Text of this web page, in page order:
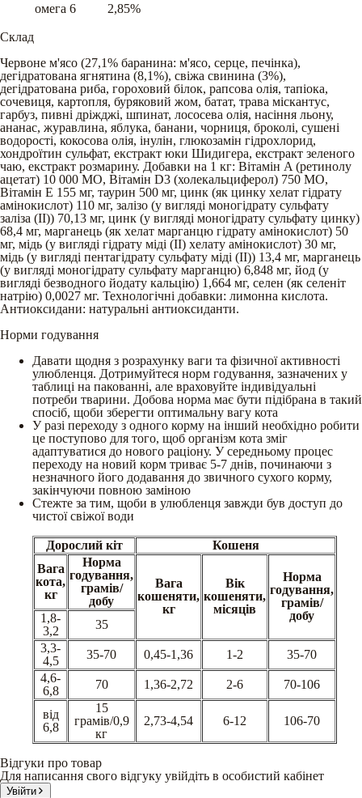
омега 6
2,85%
Склад
Червоне м'ясо (27,1% баранина: м'ясо, серце, печінка),
дегідратована ягнятина (8,1%), свіжа свинина (3%),
дегідратована риба, гороховий білок, рапсова олія, тапіока,
сочевиця, картопля, буряковий жом, батат, трава міскантус,
гарбуз, пивні дріжджі, шпинат, лососева олія, насіння льону,
ананас, журавлина, яблука, банани, чорниця, броколі, сушені
водорості, кокосова олія, інулін, глюкозамін гідрохлорид,
хондроїтин сульфат, екстракт юки Шидигера, екстракт зеленого
чаю, екстракт розмарину. Добавки на 1 кг: Вітамін A (ретинолу
ацетат) 10 000 МО, Вітамін D3 (холекальциферол) 750 МО,
Вітамін E 155 мг, таурин 500 мг, цинк (як цинку хелат гідрату
амінокислот) 110 мг, залізо (у вигляді моногідрату сульфату
заліза (II)) 70,13 мг, цинк (у вигляді моногідрату сульфату цинку)
68,4 мг, марганець (як хелат марганцю гідрату амінокислот) 50
мг, мідь (у вигляді гідрату міді (II) хелату амінокислот) 30 мг,
мідь (у вигляді пентагідрату сульфату міді (II)) 13,4 мг, марганець
(у вигляді моногідрату сульфату марганцю) 6,848 мг, йод (у
вигляді безводного йодату кальцію) 1,664 мг, селен (як селеніт
натрію) 0,0027 мг. Технологічні добавки: лимонна кислота.
Антиоксидани: натуральні антиоксиданти.
Норми годування
Давати щодня з розрахунку ваги та фізичної активності
улюбленця. Дотримуйтеся норм годування, зазначених у
таблиці на пакованні, але враховуйте індивідуальні
потреби тварини. Добова норма має бути підібрана в такий
спосіб, щоби зберегти оптимальну вагу кота
У разі переходу з одного корму на інший необхідно робити
це поступово для того, щоб організм кота зміг
адаптуватися до нового раціону. У середньому процес
переходу на новий корм триває 5-7 днів, починаючи з
незначного його додавання до звичного сухого корму,
закінчуючи повною заміною
Стежте за тим, щоби в улюбленця завжди був доступ до
чистої свіжої води
Дорослий кіт
Кошеня
Вага
кота,
кг
Норма
годування,
грамів/
добу
Вага
кошеняти,
кг
Вік
кошеняти,
місяців
Норма
годування,
грамів/
добу
1,8-
3,2
35
3,3-
4,5
35-70 0,45-1,36 1-2
35-70
4,6-
6,8
70 1,36-2,72 2-6 70-106
від
6,8
15
грамів/0,9
кг
2,73-4,54 6-12 106-70
Відгуки про товар
Для написання свого відгуку увійдіть в особистий кабінет
Увійти